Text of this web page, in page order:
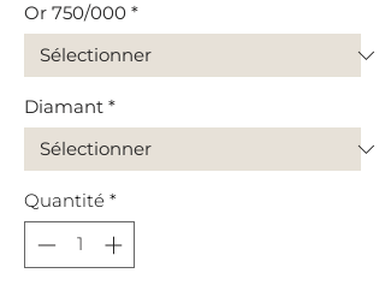
Or 750/000 *
Diamant *
Quantité *